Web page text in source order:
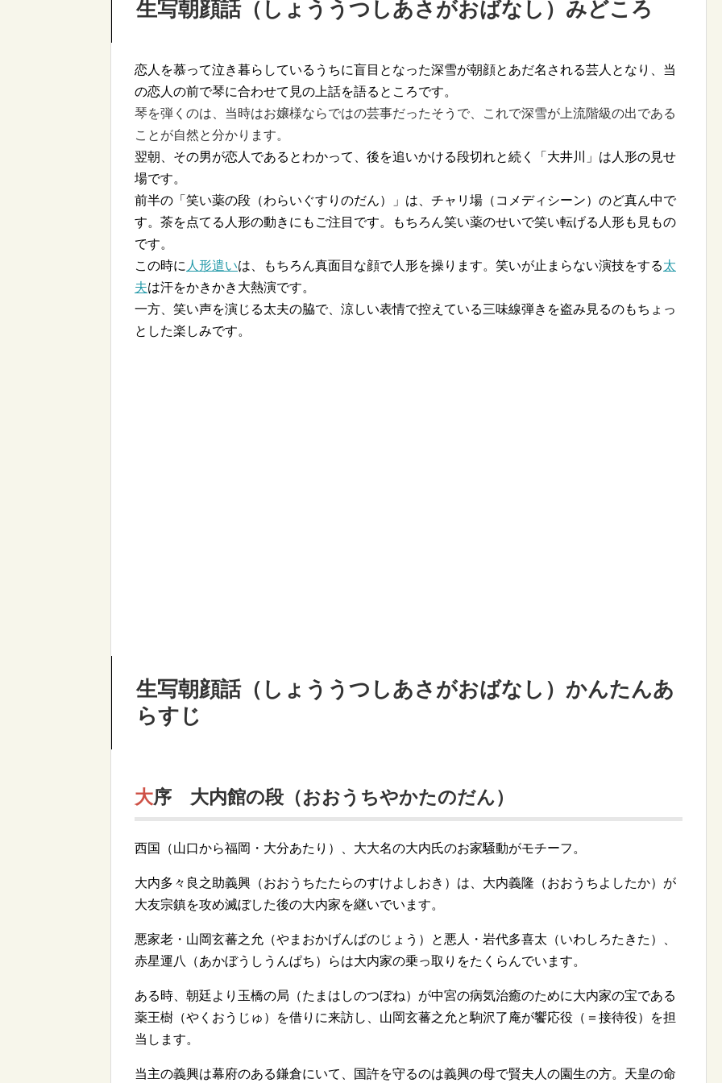
生写朝顔話（しょううつしあさがおばなし）みどころ
恋人を慕って泣き暮らしているうちに盲目となった深雪が朝顔とあだ名される芸人となり、当
の恋人の前で琴に合わせて見の上話を語るところです。
琴を弾くのは、当時はお嬢様ならではの芸事だったそうで、これで深雪が上流階級の出である
ことが自然と分かります。
翌朝、その男が恋人であるとわかって、後を追いかける段切れと続く「大井川」は人形の見せ
場です。
前半の「笑い薬の段（わらいぐすりのだん）」は、チャリ場（コメディシーン）のど真ん中で
す。茶を点てる人形の動きにもご注目です。もちろん笑い薬のせいで笑い転げる人形も見もの
です。
この時に 人形遣いは、もちろん真面目な顔で人形を操ります。笑いが止まらない演技をする太
夫は汗をかきかき大熱演です。
一方、笑い声を演じる太夫の脇で、涼しい表情で控えている三味線弾きを盗み見るのもちょっ
とした楽しみです。
生写朝顔話（しょううつしあさがおばなし）かんたんあ
らすじ
大序 大内館の段（おおうちやかたのだん）
西国（山口から福岡・大分あたり）、大大名の大内氏のお家騒動がモチーフ。
大内多々良之助義興（おおうちたたらのすけよしおき）は、大内義隆（おおうちよしたか）が
大友宗鎮を攻め滅ぼした後の大内家を継いでいます。
悪家老・山岡玄蕃之允（やまおかげんばのじょう）と悪人・岩代多喜太（いわしろたきた）、
赤星運八（あかぼうしうんぱち）らは大内家の乗っ取りをたくらんでいます。
ある時、朝廷より玉橋の局（たまはしのつぼね）が中宮の病気治癒のために大内家の宝である
薬王樹（やくおうじゅ）を借りに来訪し、山岡玄蕃之允と駒沢了庵が饗応役（＝接待役）を担
当します。
当主の義興は幕府のある鎌倉にいて、国許を守るのは義興の母で賢夫人の園生の方。天皇の命